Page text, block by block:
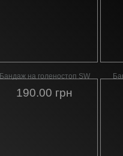
Бандаж на голеностоп SW
190.00 грн